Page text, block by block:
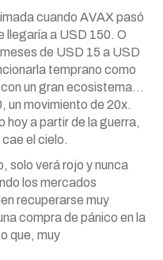
cuando AVAX pasó
llegaría a USD 150. O
de USD 15 a USD
temprano como
un gran ecosistema…
un movimiento de 20x.
hoy a partir de la guerra,
el cielo.
solo verá rojo y nunca
los mercados
recuperarse muy
compra de pánico en la
que, muy